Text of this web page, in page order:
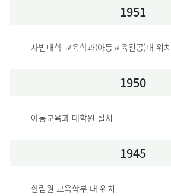
1951
사범대학 교육학과(아동교육전공)내 위치
1950
아동교육과 대학원 설치
1945
한림원 교육학부 내 위치